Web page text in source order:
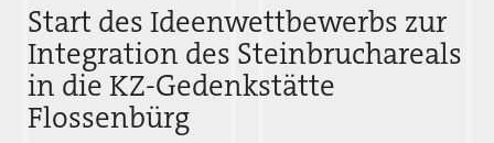
Start des Ideenwettbewerbs zur
Integration des Steinbruchareals
in die KZ-Gedenkstätte
Flossenbürg